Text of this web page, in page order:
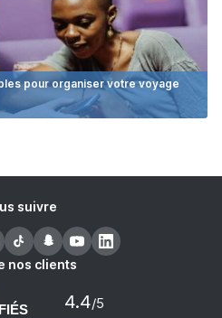
pour organiser votre voyage
suivre
nos clients
4.4/5